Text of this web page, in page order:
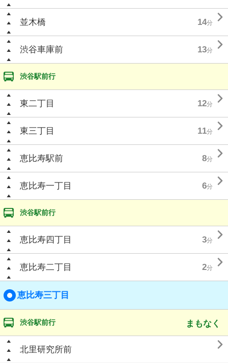
並木橋 14分 
渋谷車庫前 13分 
渋谷駅前行
東二丁目 12分 
東三丁目 11分 
恵比寿駅前 8分 
恵比寿一丁目 6分 
渋谷駅前行
恵比寿四丁目 3分 
恵比寿二丁目 2分 
恵比寿三丁目
渋谷駅前行 まもなく
北里研究所前 